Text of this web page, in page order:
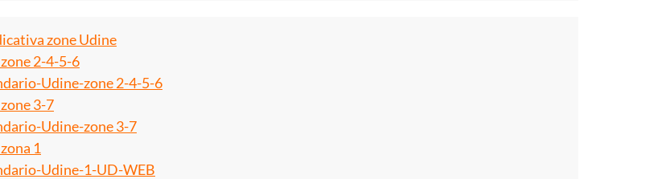
zone Udine
2-4-5-6
Udine-zone 2-4-5-6
3-7
Udine-zone 3-7
1
Udine-1-UD-WEB